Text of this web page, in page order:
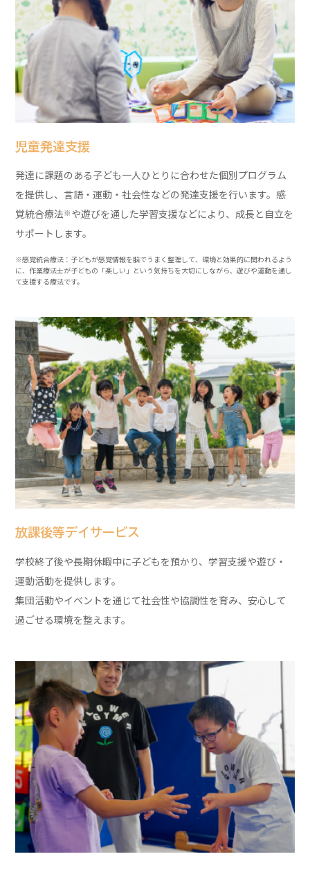
児童発達支援
発達に課題のある子ども一人ひとりに合わせた個別プログラム
を提供し、言語・運動・社会性などの発達支援を行います。感
覚統合療法※ や遊びを通した学習支援などにより、成長と自立を
サポートします。
※感覚統合療法：子どもが感覚情報を脳でうまく整理して、環境と効果的に関われるよう
に、作業療法士が子どもの「楽しい」という気持ちを大切にしながら、遊びや運動を通し
て支援する療法です。
放課後等デイサービス
学校終了後や長期休暇中に子どもを預かり、学習支援や遊び・
運動活動を提供します。
集団活動やイベントを通じて社会性や協調性を育み、安心して
過ごせる環境を整えます。